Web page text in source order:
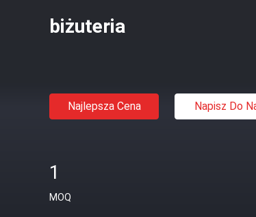
biżuteria
Najlepsza Cena Napisz Do
1
MOQ